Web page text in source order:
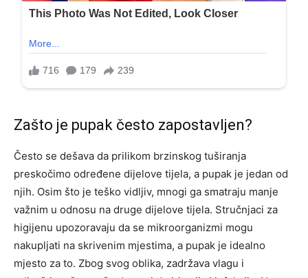
Zašto je pupak često zapostavljen?
Često se dešava da prilikom brzinskog tuširanja
preskočimo određene dijelove tijela, a pupak je jedan od
njih. Osim što je teško vidljiv, mnogi ga smatraju manje
važnim u odnosu na druge dijelove tijela. Stručnjaci za
higijenu upozoravaju da se mikroorganizmi mogu
nakupljati na skrivenim mjestima, a pupak je idealno
mjesto za to. Zbog svog oblika, zadržava vlagu i